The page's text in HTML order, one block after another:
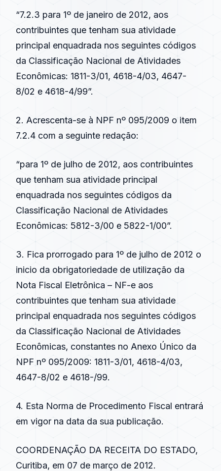
“7.2.3 para 1º de janeiro de 2012, aos
contribuintes que tenham sua atividade
principal enquadrada nos seguintes códigos
da Classificação Nacional de Atividades
Econômicas: 1811-3/01, 4618-4/03, 4647-
8/02 e 4618-4/99”.
2. Acrescenta-se à NPF nº 095/2009 o item
7.2.4 com a seguinte redação:
“para 1º de julho de 2012, aos contribuintes
que tenham sua atividade principal
enquadrada nos seguintes códigos da
Classificação Nacional de Atividades
Econômicas: 5812-3/00 e 5822-1/00”.
3. Fica prorrogado para 1º de julho de 2012 o
inicio da obrigatoriedade de utilização da
Nota Fiscal Eletrônica – NF-e aos
contribuintes que tenham sua atividade
principal enquadrada nos seguintes códigos
da Classificação Nacional de Atividades
Econômicas, constantes no Anexo Único da
NPF nº 095/2009: 1811-3/01, 4618-4/03,
4647-8/02 e 4618-/99.
4. Esta Norma de Procedimento Fiscal entrará
em vigor na data da sua publicação.
COORDENAÇÃO DA RECEITA DO ESTADO,
Curitiba, em 07 de março de 2012.